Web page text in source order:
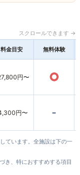
スクロールできます →
料金目安 無料体験
円〜 ○
円〜 -
ています。全施設は下の一
き、特におすすめする項目